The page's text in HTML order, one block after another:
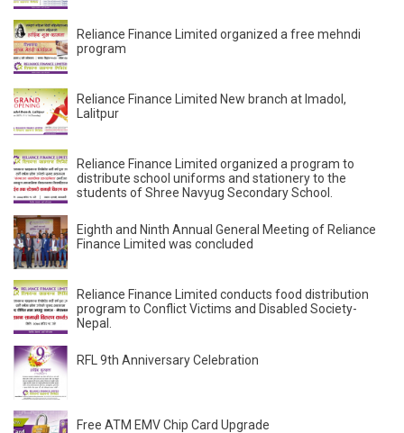
Reliance Finance Limited organized a free mehndi
program
Reliance Finance Limited New branch at Imadol,
Lalitpur
Reliance Finance Limited organized a program to
distribute school uniforms and stationery to the
students of Shree Navyug Secondary School.
Eighth and Ninth Annual General Meeting of Reliance
Finance Limited was concluded
Reliance Finance Limited conducts food distribution
program to Conflict Victims and Disabled Society-
Nepal.
RFL 9th Anniversary Celebration
Free ATM EMV Chip Card Upgrade